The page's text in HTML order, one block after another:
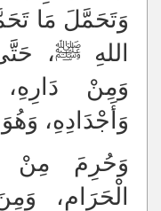
وَتَحَمَّلَ مَا
اللهِ ﷺ،
وَمِنْ
وَأَجْدَادِهِ،
وَحُرِمَ مِنْ
الْحَرَامِ،